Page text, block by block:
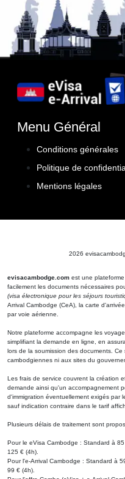
Menu Général
Conditions générales
Politique de
Mentions légales
2026
evisacambodge.com est une
facilement les documents nécessaires
(visa électronique pour les séjours
Arrival Cambodge (CeA), la carte
par voie aérienne.
Notre plateforme accompagne les
simplifiant la demande en ligne, en
lors de la soumission des documents.
cambodgiennes ni aux sites du
Les frais de service couvrent la création
demande ainsi qu'un accompagnement
d'immigration éventuellement exigés par
sauf indication contraire dans le tarif
Plusieurs délais de traitement sont
Pour le eVisa Cambodge : Standard à
125 € (4h).
Pour l'e-Arrival Cambodge : Standard à
99 € (4h).